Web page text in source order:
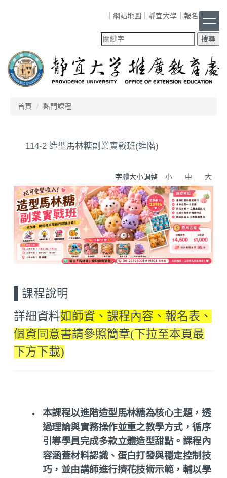
容
區
網站地圖 靜宜大學 報名課程
首頁 熱門課程
114-2 造型馬林糖副業實戰班(進階)
字體大小調整 小 中 大
課程說明
詳細資料如師資、課程內容、 報名表、
個資同意書請參照簡章(下拉至本頁最
下方下載)
本課程以進階造型馬林糖為核心主題，透
過理論與實務操作並重之教學方式，循序
引導學員完成多款立體造型甜點。課程內
容涵蓋材料認識、蛋白打發與穩定控制技
巧，並由講師進行擠花技術示範，輔以學